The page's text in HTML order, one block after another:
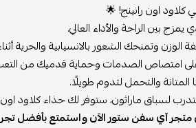
اون رانينج! 🌟
بين الراحة والأداء العالي.
وتمنحك الشعور بالانسيابية والحرية
امتصاص الصدمات وحماية قدميك من
والتحمل لتدوم طويلًا.
لسباق ماراثون، ستوفر لك حذاء كلاود اون
متجر آي سفن ستور الآن واستمتع بأفضل